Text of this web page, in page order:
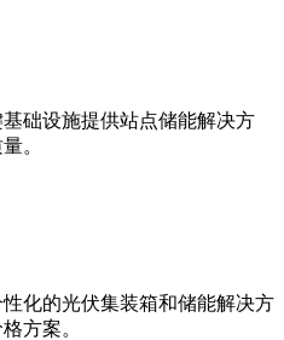
础设施提供站点储能解决方
。
化的光伏集装箱和储能解决方
方案。